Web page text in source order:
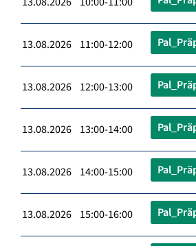
13.08.2026 11:00-12:00
13.08.2026 12:00-13:00
13.08.2026 13:00-14:00
13.08.2026 14:00-15:00
13.08.2026 15:00-16:00